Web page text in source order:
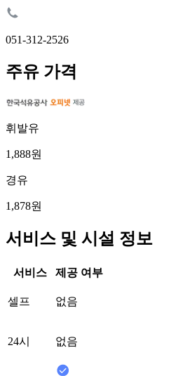
051-312-2526
주유 가격
휘발유
1,888원
경유
1,878원
서비스 및 시설 정보
서비스 제공 여부
셀프 없음
24시 없음